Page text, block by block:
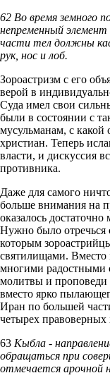
62 Во время земного
непременный
части тел должны
рук, нос и лоб.
Зороастризм с его
верой в
Суда имел свои
были в состоянии с
мусульманам, с какой
христиан. Теперь
власти, и дискуссия
противника.
Даже для самого
больше внимания на
оказалось достаточно
Нужно было отречься
которым
святилищами. Вместо
многими радостными
молитвы и
вместо ярко
Иран по большей
четырех
63 Кыбла -
обращаться при
отмечается арочной